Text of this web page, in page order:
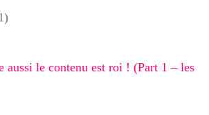
aussi le contenu est roi ! (Part 1 – les